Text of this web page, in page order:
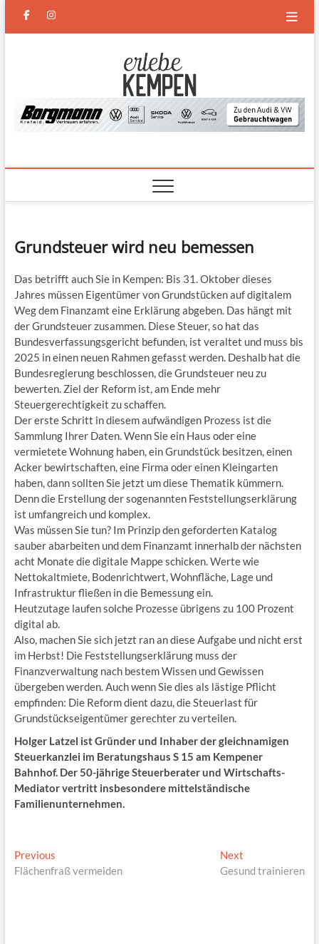
facebookinstagram
Kempen
Grundsteuer wird neu bemessen
Das betrifft auch Sie in Kempen: Bis 31. Oktober dieses
Jahres müssen Eigentümer von Grundstücken auf digitalem
Weg dem Finanzamt eine Erklärung abgeben. Das hängt mit
der Grundsteuer zusammen. Diese Steuer, so hat das
Bundesverfassungsgericht befunden, ist veraltet und muss bis
2025 in einen neuen Rahmen gefasst werden. Deshalb hat die
Bundesregierung beschlossen, die Grundsteuer neu zu
bewerten. Ziel der Reform ist, am Ende mehr
Steuergerechtigkeit zu schaffen.
Der erste Schritt in diesem aufwändigen Prozess ist die
Sammlung Ihrer Daten. Wenn Sie ein Haus oder eine
vermietete Wohnung haben, ein Grundstück besitzen, einen
Acker bewirtschaften, eine Firma oder einen Kleingarten
haben, dann sollten Sie jetzt um diese Thematik kümmern.
Denn die Erstellung der sogenannten Feststellungserklärung
ist umfangreich und komplex.
Was müssen Sie tun? Im Prinzip den geforderten Katalog
sauber abarbeiten und dem Finanzamt innerhalb der nächsten
acht Monate die digitale Mappe schicken. Werte wie
Nettokaltmiete, Bodenrichtwert, Wohnfläche, Lage und
Infrastruktur fließen in die Bemessung ein.
Heutzutage laufen solche Prozesse übrigens zu 100 Prozent
digital ab.
Also, machen Sie sich jetzt ran an diese Aufgabe und nicht erst
im Herbst! Die Feststellungserklärung muss der
Finanzverwaltung nach bestem Wissen und Gewissen
übergeben werden. Auch wenn Sie dies als lästige Pflicht
empfinden: Die Reform dient dazu, die Steuerlast für
Grundstückseigentümer gerechter zu verteilen.
Holger Latzel ist Gründer und Inhaber der gleichnamigen
Steuerkanzlei im Beratungshaus S 15 am Kempener
Bahnhof. Der 50-jährige Steuerberater und Wirtschafts-
Mediator vertritt insbesondere mittelständische
Familienunternehmen.
Beitragsnavigation
PreviousPrevious
post:
Flächenfraß vermeiden
Next
post:
Gesund trainieren